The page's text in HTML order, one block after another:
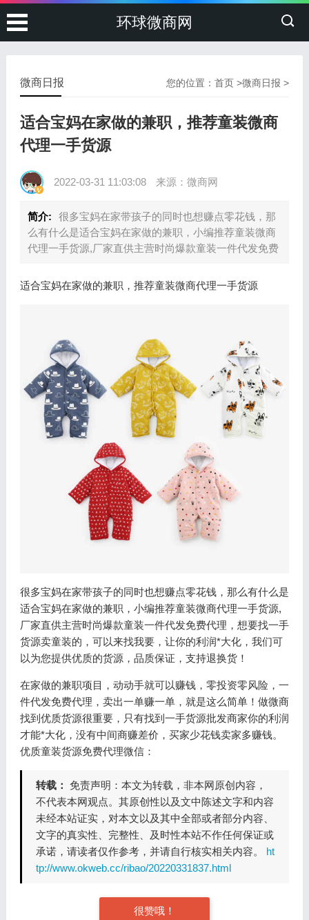
环球微商网
您的位置：首页 >微商日报 >
微商日报
适合宝妈在家做的兼职，推荐童装微商
代理一手货源
2022-03-31 11:03:08 来源：微商网
简介:
很多宝妈在家带孩子的同时也想赚点零花钱，那
么有什么是适合宝妈在家做的兼职，小编推荐童装微商
代理一手货源,厂家直供主营时尚爆款童装一件代发免费
适合宝妈在家做的兼职，推荐童装微商代理一手货源
很多宝妈在家带孩子的同时也想赚点零花钱，那么有什么是
适合宝妈在家做的兼职，小编推荐童装微商代理一手货源,
厂家直供主营时尚爆款童装一件代发免费代理，想要找一手
货源卖童装的，可以来找我要，让你的利润*大化，我们可
以为您提供优质的货源，品质保证，支持退换货！
在家做的兼职项目，动动手就可以赚钱，零投资零风险，一
件代发免费代理，卖出一单赚一单，就是这么简单！做微商
找到优质货源很重要，只有找到一手货源批发商家你的利润
才能*大化，没有中间商赚差价，买家少花钱卖家多赚钱。
优质童装货源免费代理微信：
转载： 免责声明：本文为转载，非本网原创内容，
不代表本网观点。其原创性以及文中陈述文字和内容
未经本站证实，对本文以及其中全部或者部分内容、
文字的真实性、完整性、及时性本站不作任何保证或
承诺，请读者仅作参考，并请自行核实相关内容。 ht
tp://www.okweb.cc/ribao/20220331837.html
很赞哦！